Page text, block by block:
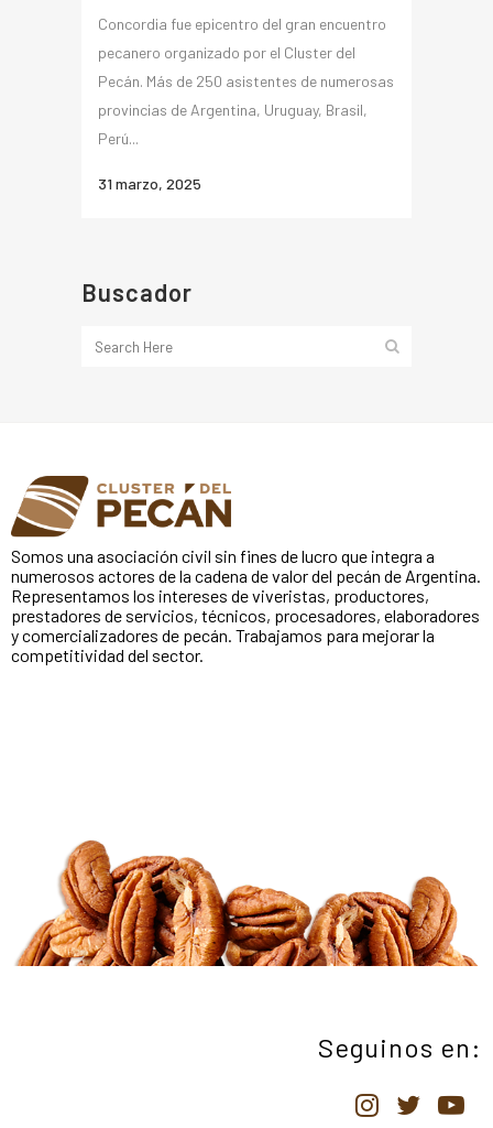
Concordia fue epicentro del gran encuentro
pecanero organizado por el Cluster del
Pecán. Más de 250 asistentes de numerosas
provincias de Argentina, Uruguay, Brasil,
Perú...
31 marzo, 2025
Buscador
Somos una asociación civil sin fines de lucro que integra a
numerosos actores de la cadena de valor del pecán de Argentina.
Representamos los intereses de viveristas, productores,
prestadores de servicios, técnicos, procesadores, elaboradores
y comercializadores de pecán. Trabajamos para mejorar la
competitividad del sector.
Seguinos en: